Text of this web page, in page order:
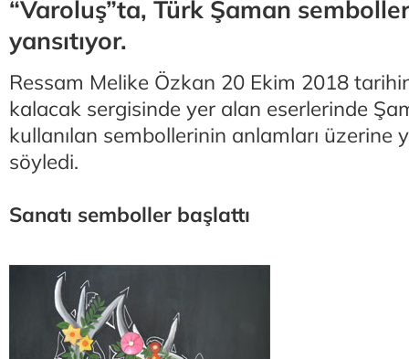
“Varoluş”ta, Türk Şaman
yansıtıyor.
Ressam Melike Özkan 20 Ekim 2018
kalacak sergisinde yer alan eserlerinde
kullanılan sembollerinin anlamları üzerine
söyledi.
Sanatı semboller başlattı